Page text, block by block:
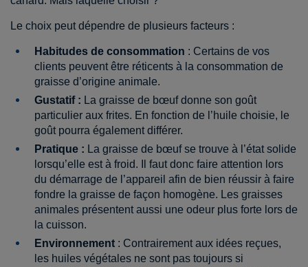
Le choix peut dépendre de plusieurs facteurs :
Habitudes de consommation : Certains de vos
clients peuvent être réticents à la consommation de
graisse d’origine animale.
Gustatif : La graisse de bœuf donne son goût
particulier aux frites. En fonction de l’huile choisie, le
goût pourra également différer.
Pratique : La graisse de bœuf se trouve à l’état solide
lorsqu’elle est à froid. Il faut donc faire attention lors
du démarrage de l’appareil afin de bien réussir à faire
fondre la graisse de façon homogène. Les graisses
animales présentent aussi une odeur plus forte lors de
la cuisson.
Environnement : Contrairement aux idées reçues,
les huiles végétales ne sont pas toujours si